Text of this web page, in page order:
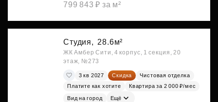
799 843 ₽ за м²
Студия, 28.6м²
ЖК Амбер Сити, 4 корпус, 1 секция, 20
этаж, №273
3 кв 2027 Скидка
Чистовая отделка
Платите как хотите
Квартира за 2 000 ₽/мес
Вид на город Ещё